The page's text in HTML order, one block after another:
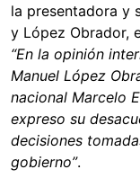
la presentadora y
y López Obrador,
“En la opinión
Manuel López
nacional Marcelo
expreso su
decisiones
gobierno”.